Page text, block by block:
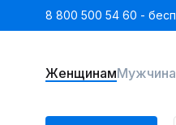
8 800 500 54 60 -
Женщинам